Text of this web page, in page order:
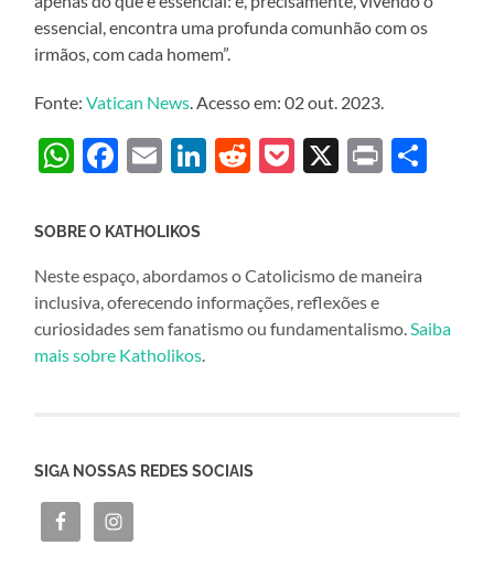
essencial, encontra uma profunda comunhão com os
irmãos, com cada homem”.
Fonte:Vatican News. Acesso em: 02 out. 2023.
WhatsApp
Facebook
EmailLinkedIn
Reddit
Pocket
X Print
SOBRE O KATHOLIKOS
Neste espaço, abordamos o Catolicismo de maneira
inclusiva, oferecendo informações, reflexões e
curiosidades sem fanatismo ou fundamentalismo.Saiba
mais sobre Katholikos.
SIGA NOSSAS REDES SOCIAIS